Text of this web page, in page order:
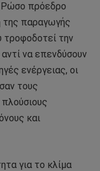
Ρώσο πρόεδρο
της παραγωγής
τροφοδοτεί την
να επενδύσουν
ενέργειας, οι
τους
και
για το κλίμα